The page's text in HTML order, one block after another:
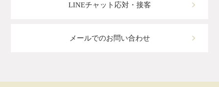
LINEチャット応対・接客
メールでのお問い合わせ